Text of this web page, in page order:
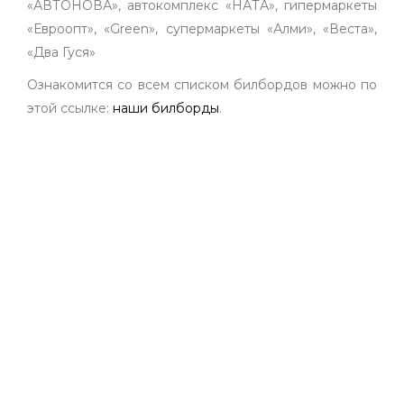
«АВТОНОВА», автокомплекс «НАТА», гипермаркеты
«Евроопт», «Green», супермаркеты «Алми», «Веста»,
«Два Гуся»
Ознакомится со всем списком билбордов можно по
этой ссылке: наши билборды.